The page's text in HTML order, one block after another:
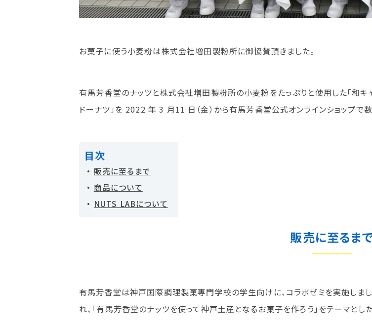
お菓子に使う小麦粉は株式会社増田製粉所に御協賛頂きました。
有馬芳香堂のナッツと株式会社増田製粉所の小麦粉をたっぷりと使用した「和キャ
ドーナツ」を 2022 年 3 月11 日（金）から有馬芳香堂公式オンラインショップで
目次
販売に至るまで
商品について
NUTS LABについて
販売に至るまで
有馬芳香堂は神戸国際調理製菓専門学校の学生向けに、コラボゼミを実施し
れ、「有馬芳香堂のナッツを使って神戸土産となるお菓子を作ろう」をテーマとし